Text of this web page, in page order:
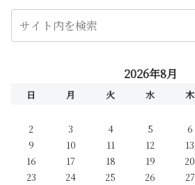
2026年8月
日 月 火 水 木
2
3 4 5 6
9
10 11 12 13
16
17 18 19 20
23
24 25 26 27